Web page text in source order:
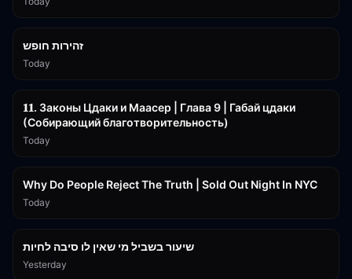
זהירות חופש
Today
𝟏𝟏. Законы Цдаки и Маасер | Глава 9 | Габай цдаки
(Собирающий благотворительность)
Today
Why Do People Reject The Truth | Sold Out Night In NYC
Today
שיעור בשביל מי שאין לו סיבה לחיות
Yesterday